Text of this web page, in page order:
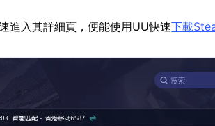
進入其詳細頁，便能使用UU快速下載